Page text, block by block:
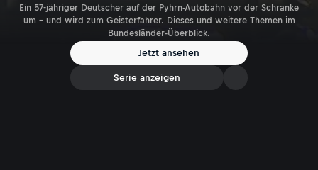
Ein 57-jähriger Deutscher auf der Pyhrn-Autobahn vor der Schranke
um – und wird zum Geisterfahrer. Dieses und weitere Themen im
Bundesländer-Überblick.
Jetzt ansehen
Serie anzeigen